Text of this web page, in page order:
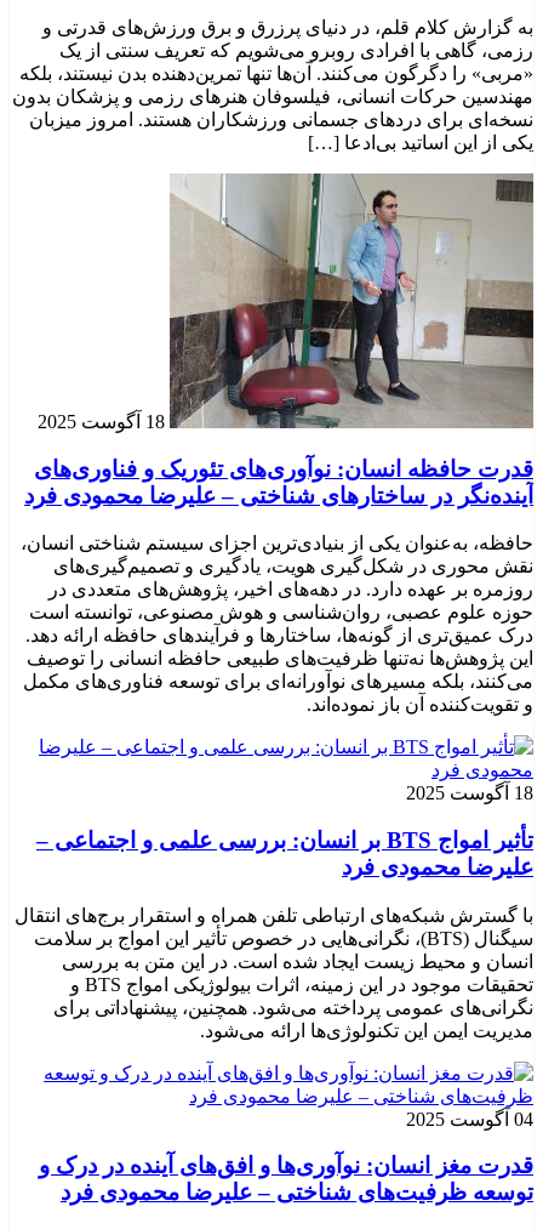
به گزارش کلام قلم، در دنیای پرزرق و برق ورزش‌های قدرتی و
رزمی، گاهی با افرادی روبرو می‌شویم که تعریف سنتی از یک
«مربی» را دگرگون می‌کنند. آن‌ها تنها تمرین‌دهنده بدن نیستند، بلکه
مهندسین حرکات انسانی، فیلسوفان هنرهای رزمی و پزشکان بدون
نسخه‌ای برای دردهای جسمانی ورزشکاران هستند. امروز میزبان
یکی از این اساتید بی‌ادعا […]
18 آگوست 2025
قدرت حافظه انسان: نوآوری‌های تئوریک و فناوری‌های
آینده‌نگر در ساختارهای شناختی – علیرضا محمودی فرد
حافظه، به‌عنوان یکی از بنیادی‌ترین اجزای سیستم شناختی انسان،
نقش محوری در شکل‌گیری هویت، یادگیری و تصمیم‌گیری‌های
روزمره بر عهده دارد. در دهه‌های اخیر، پژوهش‌های متعددی در
حوزه علوم عصبی، روان‌شناسی و هوش مصنوعی، توانسته‌ است
درک عمیق‌تری از گونه‌ها، ساختارها و فرآیندهای حافظه ارائه دهد.
این پژوهش‌ها نه‌تنها ظرفیت‌های طبیعی حافظه انسانی را توصیف
می‌کنند، بلکه مسیرهای نوآورانه‌ای برای توسعه فناوری‌های مکمل
و تقویت‌کننده آن باز نموده‌اند.
18 آگوست 2025
تأثیر امواج BTS بر انسان: بررسی علمی و اجتماعی –
علیرضا محمودی فرد
با گسترش شبکه‌های ارتباطی تلفن همراه و استقرار برج‌های انتقال
سیگنال (BTS)، نگرانی‌هایی در خصوص تأثیر این امواج بر سلامت
انسان و محیط زیست ایجاد شده است. در این متن به بررسی
تحقیقات موجود در این زمینه، اثرات بیولوژیکی امواج BTS و
نگرانی‌های عمومی پرداخته می‌شود. همچنین، پیشنهاداتی برای
مدیریت ایمن این تکنولوژی‌ها ارائه می‌شود.
04 آگوست 2025
قدرت مغز انسان: نوآوری‌ها و افق‌های آینده در درک و
توسعه ظرفیت‌های شناختی – علیرضا محمودی فرد